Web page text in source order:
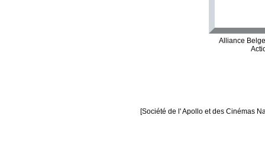
Alliance
[Société de l' Apollo et des Cinémas